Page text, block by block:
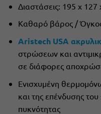
Διαστάσεις: 195 x 127
Καθαρό βάρος /
Aristech USA
στρώσεων και
σε διάφορες
Ενισχυμένη
και της επένδυσης
πυκνότητας